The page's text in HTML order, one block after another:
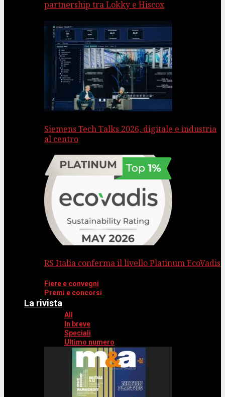
partnership tra Lokky e Hiscox
Siemens Tech Talks 2026, digitale e industria
al centro
RS Italia conferma il livello Platinum EcoVadis
Fiere e convegni
Premi e concorsi
La rivista
All
In breve
Speciali
Ultimo numero